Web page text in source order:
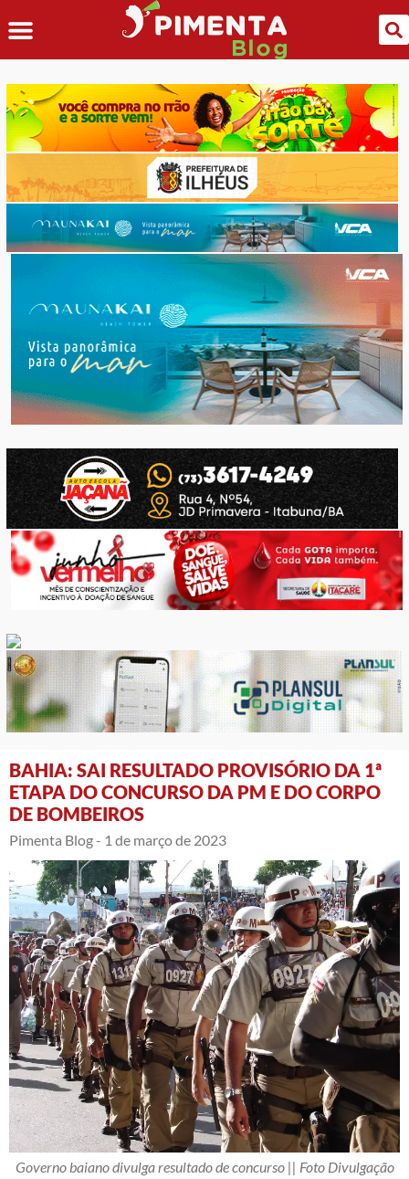
BAHIA: SAI RESULTADO PROVISÓRIO DA 1ª
ETAPA DO CONCURSO DA PM E DO CORPO
DE BOMBEIROS
Pimenta Blog - 1 de março de 2023
Governo baiano divulga resultado de concurso || Foto Divulgação